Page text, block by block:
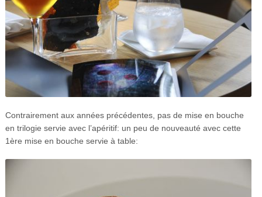
Contrairement aux années précédentes, pas de mise en bouche
en trilogie servie avec l’apéritif: un peu de nouveauté avec cette
1ère mise en bouche servie à table: